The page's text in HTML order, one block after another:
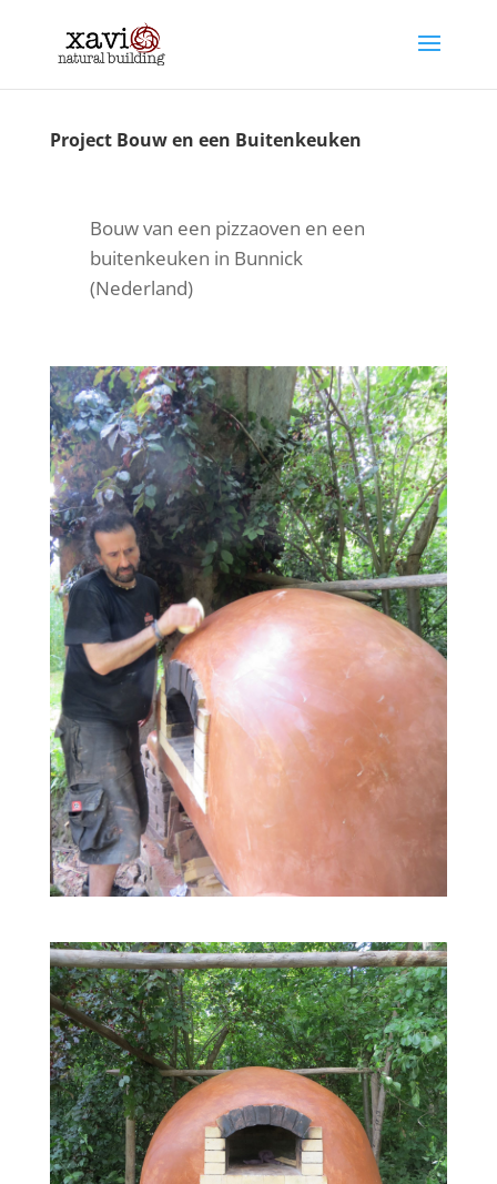
Project Bouw en een Buitenkeuken
Bouw van een pizzaoven en een
buitenkeuken in Bunnick
(Nederland)